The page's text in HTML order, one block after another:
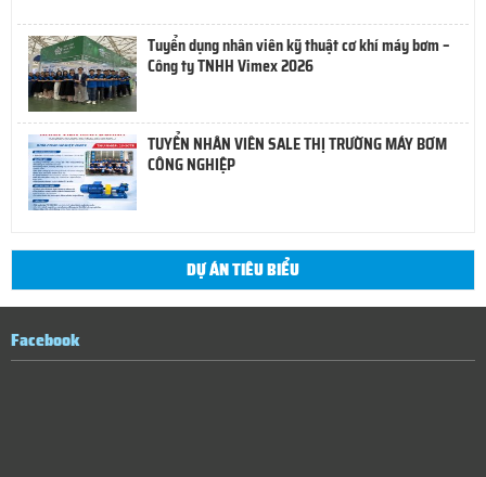
Tuyển dụng nhân viên kỹ thuật cơ khí máy bơm –
Công ty TNHH Vimex 2026
TUYỂN NHÂN VIÊN SALE THỊ TRƯỜNG MÁY BƠM
CÔNG NGHIỆP
DỰ ÁN TIÊU BIỂU
Facebook